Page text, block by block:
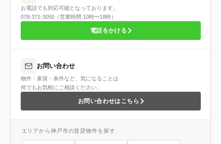
お電話でも対応可能となっております。
078-371-3050（営業時間 10時〜18時）
電話をかける
お問い合わせ
物件・家賃・条件など、気になることは
何でもお気軽にご相談ください。
お問い合わせはこちら
エリアから神戸市の賃貸物件を探す